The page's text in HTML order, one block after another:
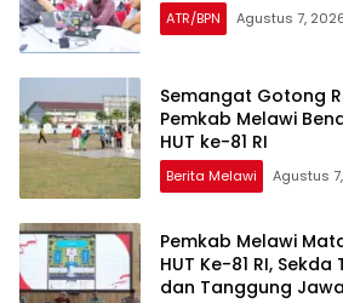
ATR/BPN Agustus 7,
Semangat Gotong
Pemkab Melawi
HUT ke-81 RI
Berita Melawi Agustus
Pemkab Melawi
HUT Ke-81 RI,
dan Tanggung